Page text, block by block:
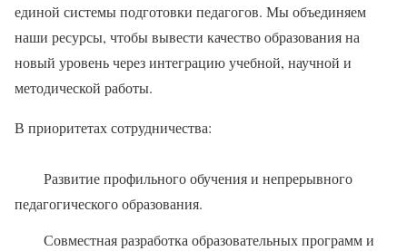
единой системы подготовки педагогов. Мы объединяем
наши ресурсы, чтобы вывести качество образования на
новый уровень через интеграцию учебной, научной и
методической работы.
В приоритетах сотрудничества:
Развитие профильного обучения и непрерывного
педагогического образования.
Совместная разработка образовательных программ и